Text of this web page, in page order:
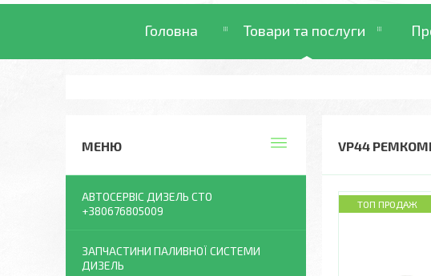
Головна Товари та послуги
VP44
ТОП ПРОДАЖ
АВТОСЕРВІС ДИЗЕЛЬ СТО
+380676805009
ЗАПЧАСТИНИ ПАЛИВНОЇ СИСТЕМИ
ДИЗЕЛЬ